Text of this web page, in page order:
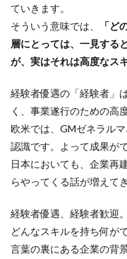
ていきます。
そういう意味では、
「ど
層にとっては、一見する
が、実はそれは高度なス
経験者優遇の「経験者」
く、事業遂行のための高
欧米では、GMゼネラル
認識です。よって成果が
日本においても、企業再
らやってくる話が増えて
経験者優遇、経験者歓迎。
どんなスキルを持ち何が
言葉の裏にある企業の背